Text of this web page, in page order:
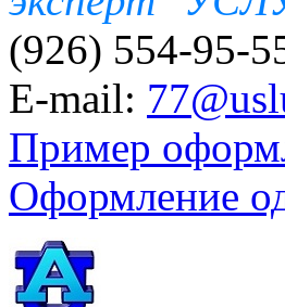
(926) 554-95-
E-mail:
Пример
Оформление